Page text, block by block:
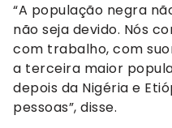
“A população negra
não seja devido. Nós
com trabalho, com
a terceira maior
depois da Nigéria e
pessoas”, disse.